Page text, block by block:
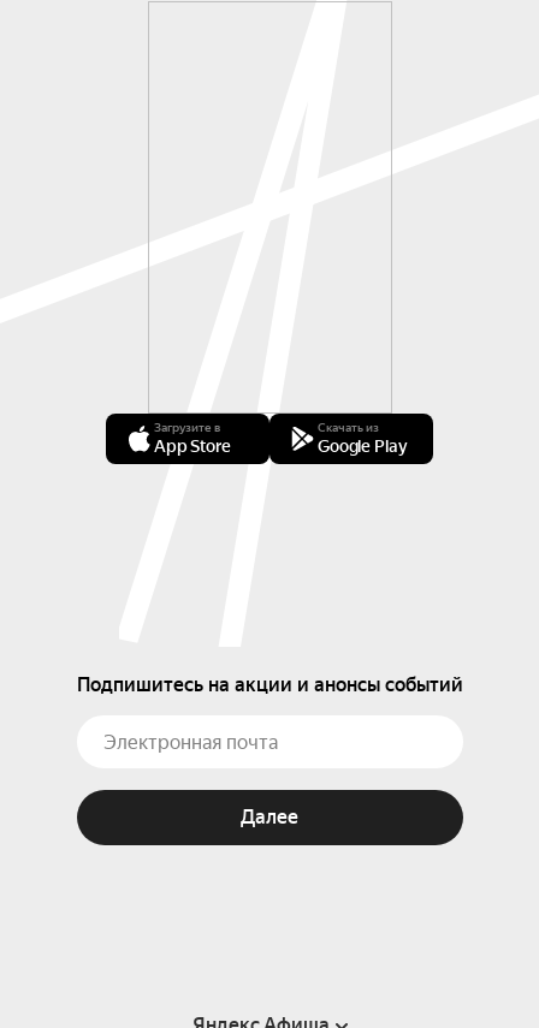
Загрузите в
App Store
Скачать из
Google Play
Подпишитесь на акции и анонсы событий
Далее